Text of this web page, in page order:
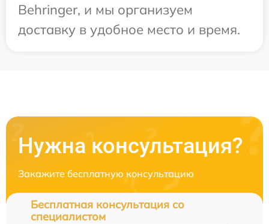
Behringer, и мы организуем
доставку в удобное место и время.
Нужна консультация?
Закажите бесплатную консультацию
Бесплатная консультация со
специалистом